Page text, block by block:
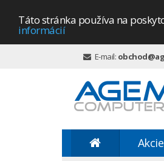
Táto stránka používa na
informácií
E-mail:
Akcie